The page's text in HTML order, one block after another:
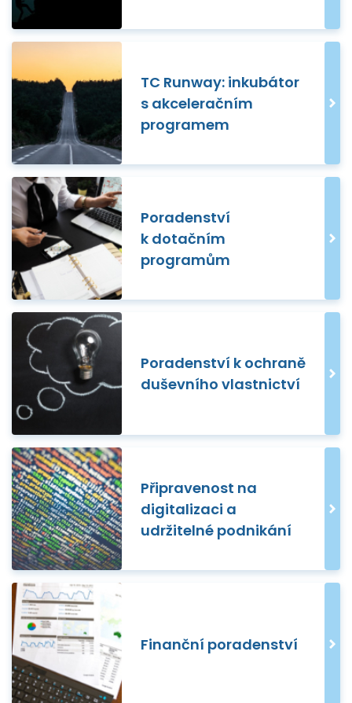
TC Runway: inkubátor
s akceleračním
programem
Poradenství
k dotačním
programům
Poradenství k ochraně
duševního vlastnictví
Připravenost na
digitalizaci a
udržitelné podnikání
Finanční poradenství